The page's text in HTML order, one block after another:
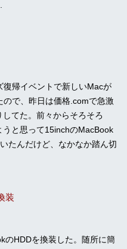
復帰イベントで新しいMacが
ので、昨日は価格.comで急激
てた。前々からそろそろ
うと思って15inchのMacBook
たんだけど、なかなか踏ん切
装
HDDを換装した。随所に簡